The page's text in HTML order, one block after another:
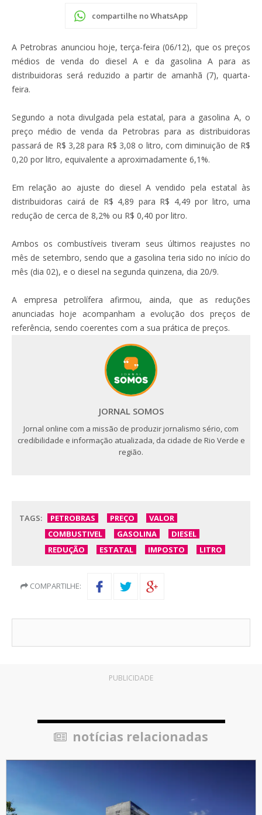
compartilhe no WhatsApp
A Petrobras anunciou hoje, terça-feira (06/12), que os preços
médios de venda do diesel A e da gasolina A para as
distribuidoras será reduzido a partir de amanhã (7), quarta-
feira.
Segundo a nota divulgada pela estatal, para a gasolina A, o
preço médio de venda da Petrobras para as distribuidoras
passará de R$ 3,28 para R$ 3,08 o litro, com diminuição de R$
0,20 por litro, equivalente a aproximadamente 6,1%.
Em relação ao ajuste do diesel A vendido pela estatal às
distribuidoras cairá de R$ 4,89 para R$ 4,49 por litro, uma
redução de cerca de 8,2% ou R$ 0,40 por litro.
Ambos os combustíveis tiveram seus últimos reajustes no
mês de setembro, sendo que a gasolina teria sido no início do
mês (dia 02), e o diesel na segunda quinzena, dia 20/9.
A empresa petrolífera afirmou, ainda, que as reduções
anunciadas hoje acompanham a evolução dos preços de
referência, sendo coerentes com a sua prática de preços.
JORNAL SOMOS
Jornal online com a missão de produzir jornalismo sério, com
credibilidade e informação atualizada, da cidade de Rio Verde e
região.
TAGS: PETROBRAS PREÇO
VALOR
COMBUSTIVEL
GASOLINA
DIESEL
REDUÇÃO
ESTATAL IMPOSTO LITRO
COMPARTILHE:
PUBLICIDADE
notícias relacionadas